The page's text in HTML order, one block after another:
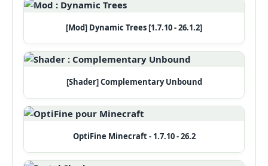
[Mod] Dynamic Trees [1.7.10 - 26.1.2]
[Shader] Complementary Unbound
OptiFine Minecraft - 1.7.10 - 26.2